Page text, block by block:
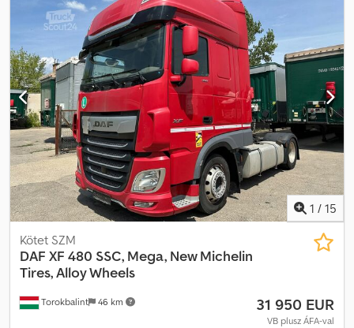
stabilitásprogram (ESP), kompresszor, koromszűrő,
légkondicionálás, ABS, ASR, Euro 6,
légkondicionáló/klímaberendezés Credpfozq Nb Aox Aftjf
hidraulikus rendszer
1 / 15
Torokbalint 46 km
Kötet SZM
DAF XF 480 SSC, Mega, New Michelin
Tires, Alloy Wheels
31 950 EUR
VB plusz ÁFA-val